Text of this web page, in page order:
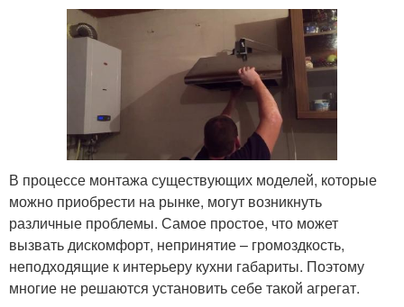
В процессе монтажа существующих моделей, которые
можно приобрести на рынке, могут возникнуть
различные проблемы. Самое простое, что может
вызвать дискомфорт, непринятие – громоздкость,
неподходящие к интерьеру кухни габариты. Поэтому
многие не решаются установить себе такой агрегат.